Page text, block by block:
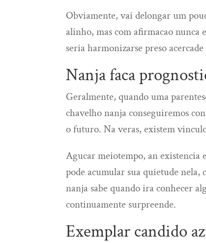
Obviamente, vai delongar um
alinho, mas com afirmacao
seria harmonizarse preso
Nanja faca
Geralmente, quando uma
chavelho nanja conseguiremos
o futuro. Na veras, existem
Agucar meiotempo, an existencia
pode acumular sua quietude nela,
nanja sabe quando ira conhecer
continuamente surpreende.
Exemplar candido